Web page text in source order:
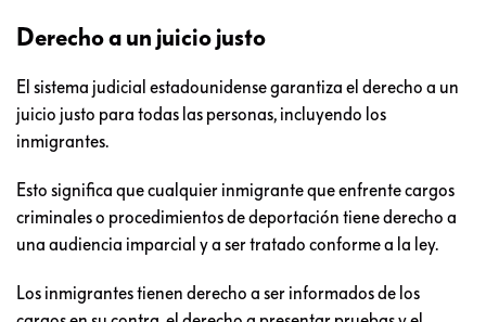
Derecho a un juicio justo
El sistema judicial estadounidense garantiza el derecho a un
juicio justo para todas las personas, incluyendo los
inmigrantes.
Esto significa que cualquier inmigrante que enfrente cargos
criminales o procedimientos de deportación tiene derecho a
una audiencia imparcial y a ser tratado conforme a la ley.
Los inmigrantes tienen derecho a ser informados de los